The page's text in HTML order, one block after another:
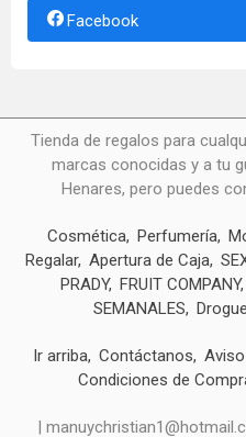
Facebook
Tienda de regalos para
marcas conocidas y a tu
Henares, pero puedes
Cosmética Perfumería
Regalar Apertura de Caja
PRADY
FRUIT COMPANY
SEMANALES
Ir arriba Contáctanos Aviso
Condiciones de
|